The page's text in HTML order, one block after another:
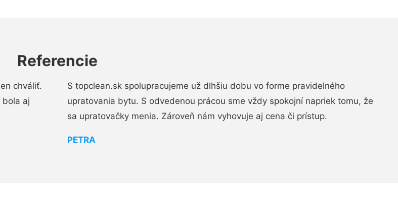
Referencie
chváliť.
bola aj
S topclean.sk spolupracujeme už dlhšiu dobu vo forme pravidelného
upratovania bytu. S odvedenou prácou sme vždy spokojní napriek tomu, že
sa upratovačky menia. Zároveň nám vyhovuje aj cena či prístup.
PETRA